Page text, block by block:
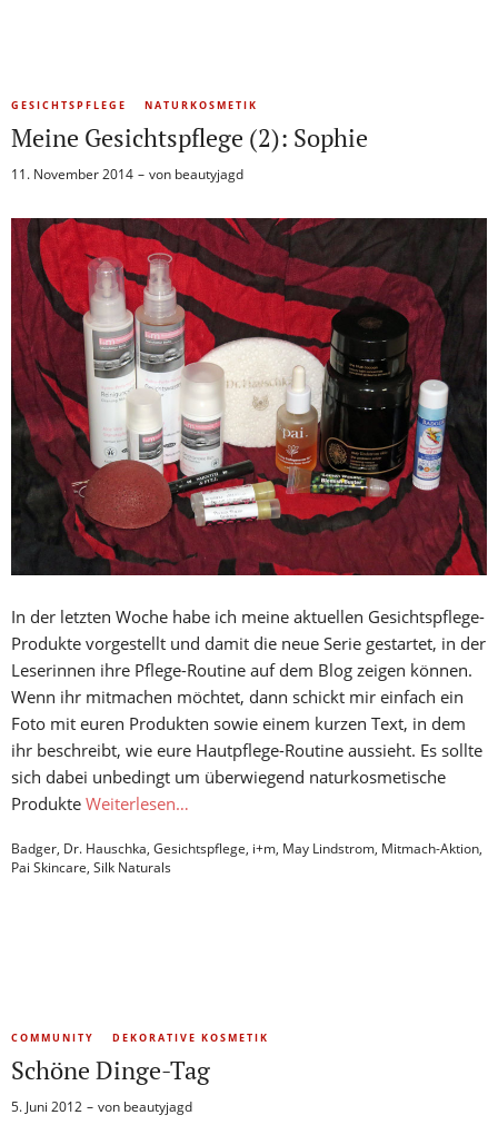
GESICHTSPFLEGE NATURKOSMETIK
Meine Gesichtspflege (2): Sophie
11. November 2014 von beautyjagd
In der letzten Woche habe ich meine aktuellen Gesichtspflege-
Produkte vorgestellt und damit die neue Serie gestartet, in der
Leserinnen ihre Pflege-Routine auf dem Blog zeigen können.
Wenn ihr mitmachen möchtet, dann schickt mir einfach ein
Foto mit euren Produkten sowie einem kurzen Text, in dem
ihr beschreibt, wie eure Hautpflege-Routine aussieht. Es sollte
sich dabei unbedingt um überwiegend naturkosmetische
Produkte Weiterlesen…
Badger, Dr. Hauschka, Gesichtspflege, i+m, May Lindstrom, Mitmach-Aktion,
Pai Skincare, Silk Naturals
COMMUNITY DEKORATIVE KOSMETIK
Schöne Dinge-Tag
5. Juni 2012 von beautyjagd